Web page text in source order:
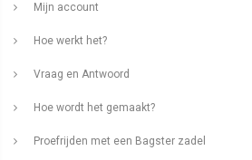
Mijn account
Hoe werkt het?
Vraag en Antwoord
Hoe wordt het gemaakt?
Proefrijden met een Bagster zadel